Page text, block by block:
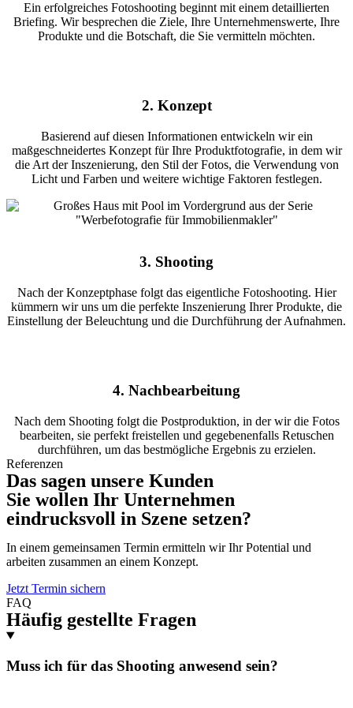
Ein erfolgreiches Fotoshooting beginnt mit einem detaillierten
Briefing. Wir besprechen die Ziele, Ihre Unternehmenswerte, Ihre
Produkte und die Botschaft, die Sie vermitteln möchten.
2. Konzept
Basierend auf diesen Informationen entwickeln wir ein
maßgeschneidertes Konzept für Ihre Produktfotografie, in dem wir
die Art der Inszenierung, den Stil der Fotos, die Verwendung von
Licht und Farben und weitere wichtige Faktoren festlegen.
3. Shooting
Nach der Konzeptphase folgt das eigentliche Fotoshooting. Hier
kümmern wir uns um die perfekte Inszenierung Ihrer Produkte, die
Einstellung der Beleuchtung und die Durchführung der Aufnahmen.
4. Nachbearbeitung
Nach dem Shooting folgt die Postproduktion, in der wir die Fotos
bearbeiten, sie perfekt freistellen und gegebenenfalls Retuschen
durchführen, um das bestmögliche Ergebnis zu erzielen.
Referenzen
Das sagen unsere Kunden
Sie wollen Ihr Unternehmen
eindrucksvoll in Szene setzen?
In einem gemeinsamen Termin ermitteln wir Ihr Potential und
arbeiten zusammen an einem Konzept.
Jetzt Termin sichern
FAQ
Häufig gestellte Fragen
Muss ich für das Shooting anwesend sein?